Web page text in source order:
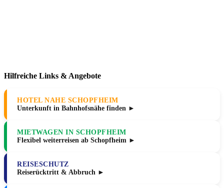
Hilfreiche Links & Angebote
HOTEL NAHE SCHOPFHEIM
Unterkunft in Bahnhofsnähe finden ►
MIETWAGEN IN SCHOPFHEIM
Flexibel weiterreisen ab Schopfheim ►
REISESCHUTZ
Reiserücktritt & Abbruch ►